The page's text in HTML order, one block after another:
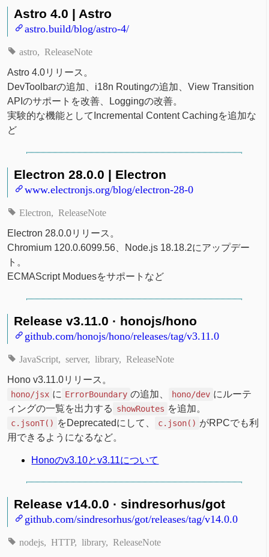
Astro 4.0 | Astro
astro.build/blog/astro-4/
astro ReleaseNote
Astro 4.0リリース。
DevToolbarの追加、i18n Routingの追加、View Transition
APIのサポートを改善、Loggingの改善。
実験的な機能としてIncremental Content Cachingを追加な
ど
Electron 28.0.0 | Electron
www.electronjs.org/blog/electron-28-0
Electron ReleaseNote
Electron 28.0.0リリース。
Chromium 120.0.6099.56、Node.js 18.18.2にアップデー
ト。
ECMAScript Moduesをサポートなど
Release v3.11.0 · honojs/hono
github.com/honojs/hono/releases/tag/v3.11.0
JavaScript server library ReleaseNote
Hono v3.11.0リリース。
hono/jsx に ErrorBoundary の追加、 hono/dev にルーテ
ィングの一覧を出力する showRoutes を追加。
c.jsonT() をDeprecatedにして、 c.json() がRPCでも利
用できるようになるなど。
Honoのv3.10とv3.11について
Release v14.0.0 · sindresorhus/got
github.com/sindresorhus/got/releases/tag/v14.0.0
nodejs HTTP library ReleaseNote